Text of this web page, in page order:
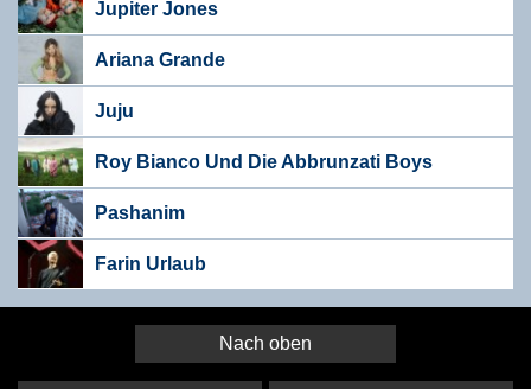
Jupiter Jones
Ariana Grande
Juju
Roy Bianco Und Die Abbrunzati Boys
Pashanim
Farin Urlaub
Nach oben